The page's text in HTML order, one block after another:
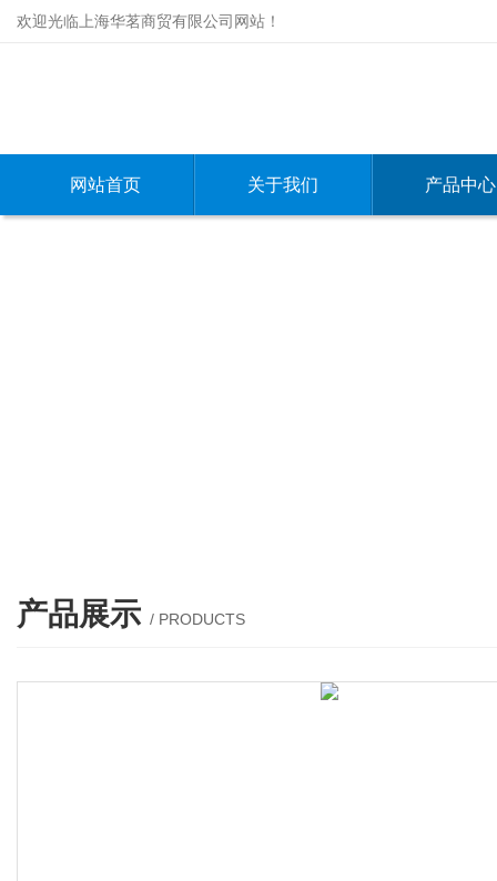
欢迎光临上海华茗商贸有限公司网站！
网站首页 关于我们 产品中心
产品展示 / PRODUCTS